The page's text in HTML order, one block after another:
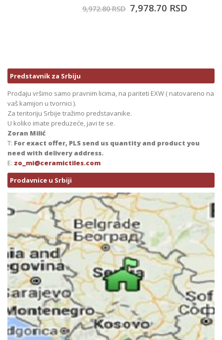
9,972.80RSD 7,978.70RSD
Predstavnik za Srbiju
Prodaju vršimo samo pravnim licima, na pariteti EXW ( natovareno na
vaš kamijon u tvornici ).
Za teritoriju Srbije tražimo predstavanike.
U koliko imate preduzeće, javi te se.
Zoran Milić
T: For exact offer, PLS send us quantity and product you
need with delivery address.
E: zo_mi@ceramictiles.com
Prodavnice u Srbiji